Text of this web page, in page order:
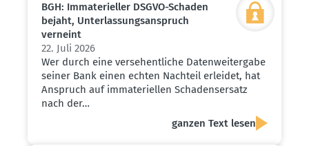
BGH: Immate­ri­eller DSGVO-Schaden
bejaht, Unter­las­sungs­an­spruch
verneint
22. Juli 2026
Wer durch eine versehentliche Datenweitergabe
seiner Bank einen echten Nachteil erleidet, hat
Anspruch auf immateriellen Schadensersatz
nach der…
ganzen Text lesen